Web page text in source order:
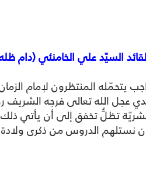
السيّد علي الخامنئي (دام